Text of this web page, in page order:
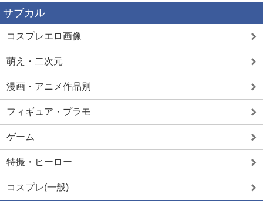
サブカル
コスプレエロ画像
萌え・二次元
漫画・アニメ作品別
フィギュア・プラモ
ゲーム
特撮・ヒーロー
コスプレ(一般)